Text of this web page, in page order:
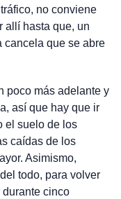
no conviene
allí hasta que, un
cancela que se abre
poco más adelante y
así que hay que ir
el suelo de los
caídas de los
Asimismo,
todo, para volver
cinco